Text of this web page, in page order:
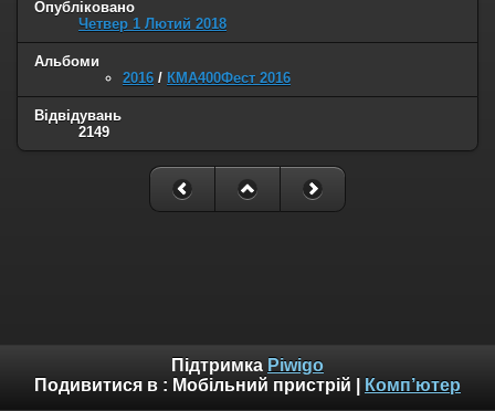
Опубліковано
Четвер 1 Лютий 2018
Альбоми
2016 / КМА400Фест 2016
Відвідувань
2149
Підтримка Piwigo
Подивитися в : Мобільний пристрій Комп’ютер